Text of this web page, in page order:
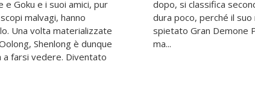
Goku e i suoi amici, pur
malvagi, hanno
Una volta materializzate
Shenlong è dunque
farsi vedere. Diventato
La felicità, tuttavia,
viene ucciso dallo
Son Goku sfida Piccolo,
ma...